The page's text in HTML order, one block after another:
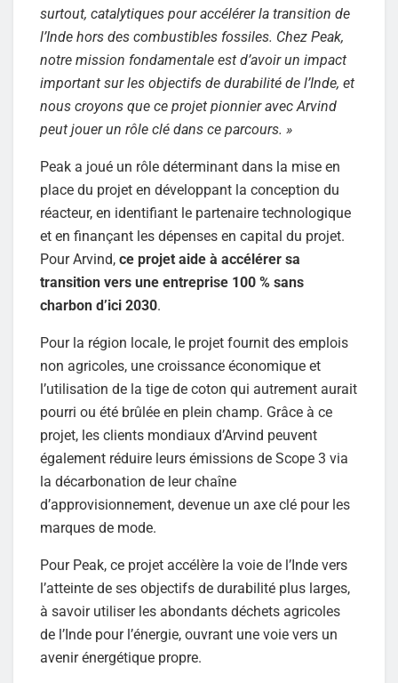
surtout, catalytiques pour accélérer la transition de
l’Inde hors des combustibles fossiles. Chez Peak,
notre mission fondamentale est d’avoir un impact
important sur les objectifs de durabilité de l’Inde, et
nous croyons que ce projet pionnier avec Arvind
peut jouer un rôle clé dans ce parcours. »
Peak a joué un rôle déterminant dans la mise en
place du projet en développant la conception du
réacteur, en identifiant le partenaire technologique
et en finançant les dépenses en capital du projet.
Pour Arvind, ce projet aide à accélérer sa
transition vers une entreprise 100 % sans
charbon d’ici 2030.
Pour la région locale, le projet fournit des emplois
non agricoles, une croissance économique et
l’utilisation de la tige de coton qui autrement aurait
pourri ou été brûlée en plein champ. Grâce à ce
projet, les clients mondiaux d’Arvind peuvent
également réduire leurs émissions de Scope 3 via
la décarbonation de leur chaîne
d’approvisionnement, devenue un axe clé pour les
marques de mode.
Pour Peak, ce projet accélère la voie de l’Inde vers
l’atteinte de ses objectifs de durabilité plus larges,
à savoir utiliser les abondants déchets agricoles
de l’Inde pour l’énergie, ouvrant une voie vers un
avenir énergétique propre.